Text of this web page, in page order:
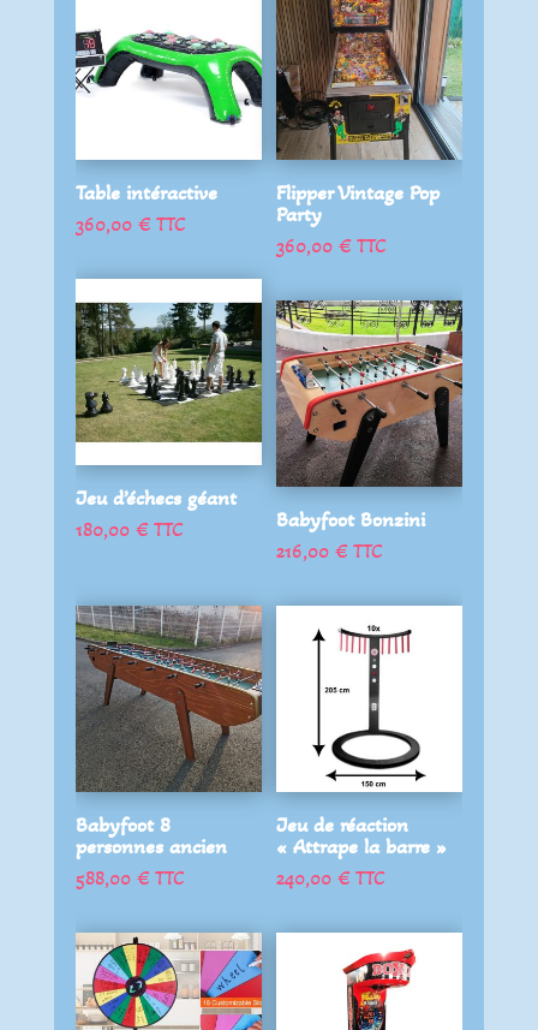
Table intéractive
360,00 €TTC
Flipper Vintage Pop
Party
360,00€ TTC
Jeu d’échecs géant
180,00 €TTC Babyfoot Bonzini
216,00€ TTC
Babyfoot 8
personnes ancien
588,00 €TTC
Jeu de réaction
« Attrape la barre »
240,00€ TTC